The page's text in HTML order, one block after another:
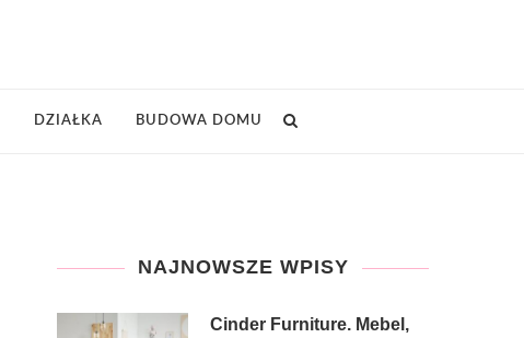
DZIAŁKA BUDOWA DOMU
NAJNOWSZE WPISY
Cinder Furniture. Mebel,